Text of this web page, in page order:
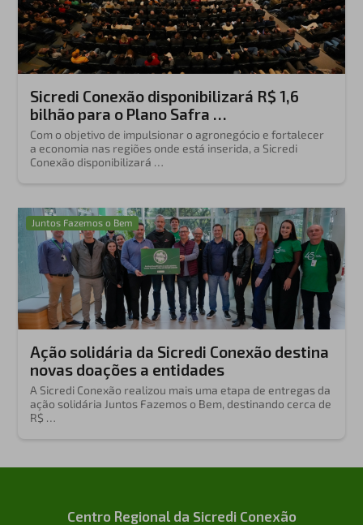
Sicredi Conexão disponibilizará R$ 1,6
bilhão para o Plano Safra …
Com o objetivo de impulsionar o agronegócio e fortalecer
a economia nas regiões onde está inserida, a Sicredi
Conexão disponibilizará …
Juntos Fazemos o Bem
Ação solidária da Sicredi Conexão destina
novas doações a entidades
A Sicredi Conexão realizou mais uma etapa de entregas da
ação solidária Juntos Fazemos o Bem, destinando cerca de
R$ …
Centro Regional da Sicredi Conexão